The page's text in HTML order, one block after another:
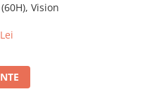
Vision